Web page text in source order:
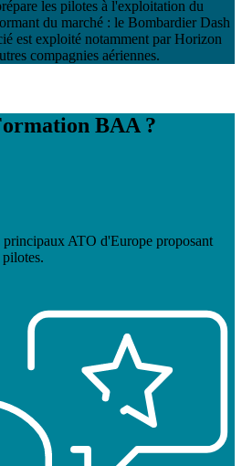
les pilotes à l'exploitation du
du marché : le Bombardier Dash
est exploité notamment par Horizon
compagnies aériennes.
BAA ?
ATO d'Europe proposant